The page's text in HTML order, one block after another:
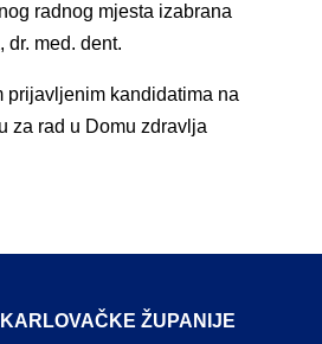
radnog mjesta izabrana
dr. med. dent.
prijavljenim kandidatima na
za rad u Domu zdravlja
ŽUPANIJE